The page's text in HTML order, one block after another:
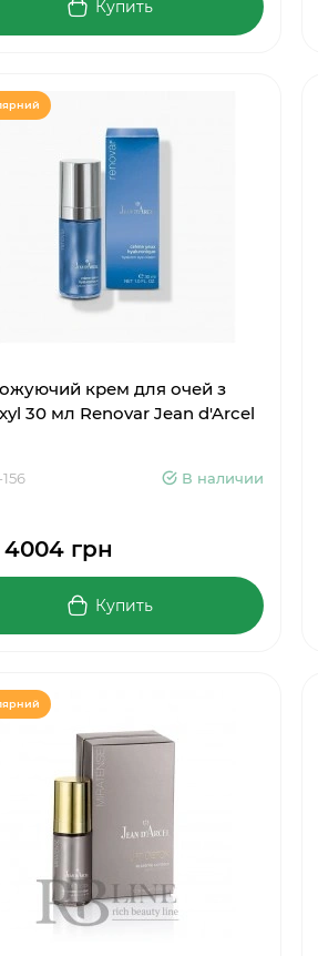
Купить
крем для очей з
30 мл Renovar Jean d'Arcel
В наличии
4004 грн
Купить